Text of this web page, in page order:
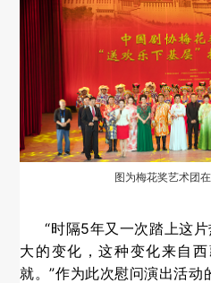
图为梅花奖艺术团
“时隔5年又一次踏上这
大的变化，这种变化来自
就。”作为此次慰问演出活动